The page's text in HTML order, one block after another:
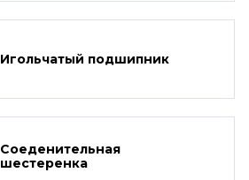
Игольчатый подшипник
Соеденительная
шестеренка